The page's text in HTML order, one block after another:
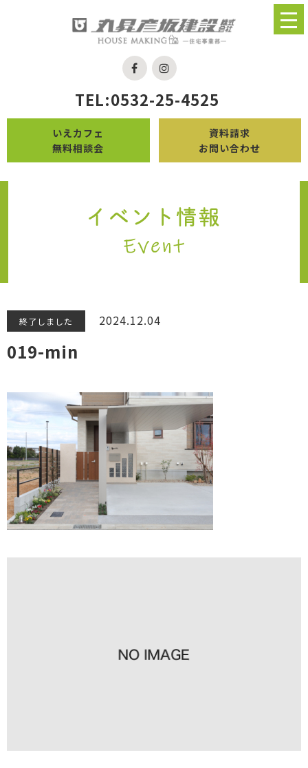
TEL:0532-25-4525
いえカフェ
無料相談会
資料請求
お問い合わせ
終了しました 2024.12.04
019-min